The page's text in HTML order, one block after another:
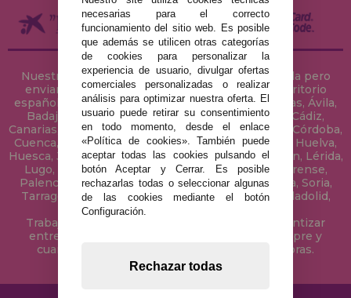
Nuestra tienda de puzzles está ubicada en Sevilla pero
enviamos tus puzzles a cualquier ciudad del territorio
español: Álava, Albacete, Alicante, Almería, Asturias, Ávila,
Badajoz, Baleares, Barcelona, Burgos, Cáceres, Cádiz,
Canarias, Cantabria, Castellón, Ceuta, Ciudad Real, Córdoba,
Cuenca, Gerona, Granada, Guadalajara, Guipúzcoa, Huelva,
Huesca, Jaén, La Coruña, La Rioja, Las Palmas, Leon, Lérida,
Lugo, Madrid, Málaga, Melilla, Murcia, Navarra, Orense,
Palencia, Pontevedra, Salamanca, Segovia, Sevilla, Soria,
Tarragona, Tenerife, Teruel, Toledo, Valencia, Valladolid,
Vizcaya, Zamora y Zaragoza.
Trabajamos con Stocks permanentes para garantizar
entregas rápidas en territorio peninsular, siempre y
cuando el pedido se realice antes de las 18 horas.
necesarias para el correcto
funcionamiento del sitio web. Es posible
que además se utilicen otras categorías
de cookies para personalizar la
experiencia de usuario, divulgar ofertas
comerciales personalizadas o realizar
análisis para optimizar nuestra oferta. El
usuario puede retirar su consentimiento
en todo momento, desde el enlace
«Política de cookies». También puede
aceptar todas las cookies pulsando el
botón Aceptar y Cerrar. Es posible
rechazarlas todas o seleccionar algunas
de las cookies mediante el botón
Configuración.
Rechazar todas